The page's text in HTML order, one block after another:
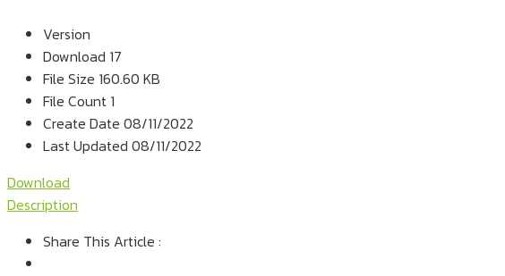
Version
Download 17
File Size 160.60 KB
File Count 1
Create Date 08/11/2022
Last Updated 08/11/2022
Download
Description
Share This Article :